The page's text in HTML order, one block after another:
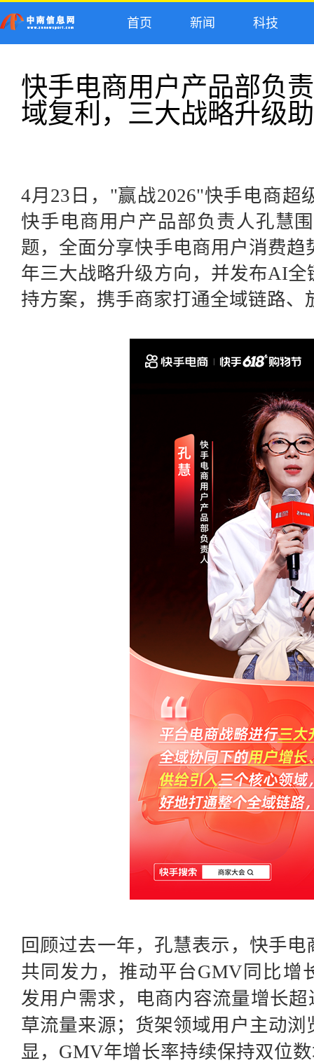
首页 新闻 科技
快手电商用户产品部负
域复利，三大战略升级
4月23日，"赢战2026"快手电商超
快手电商用户产品部负责人孔慧
题，全面分享快手电商用户消费
年三大战略升级方向，并发布AI
持方案，携手商家打通全域链路、
回顾过去一年，孔慧表示，快手
共同发力，推动平台GMV同比增
发用户需求，电商内容流量增长
草流量来源；货架领域用户主动
显，GMV年增长率持续保持双位